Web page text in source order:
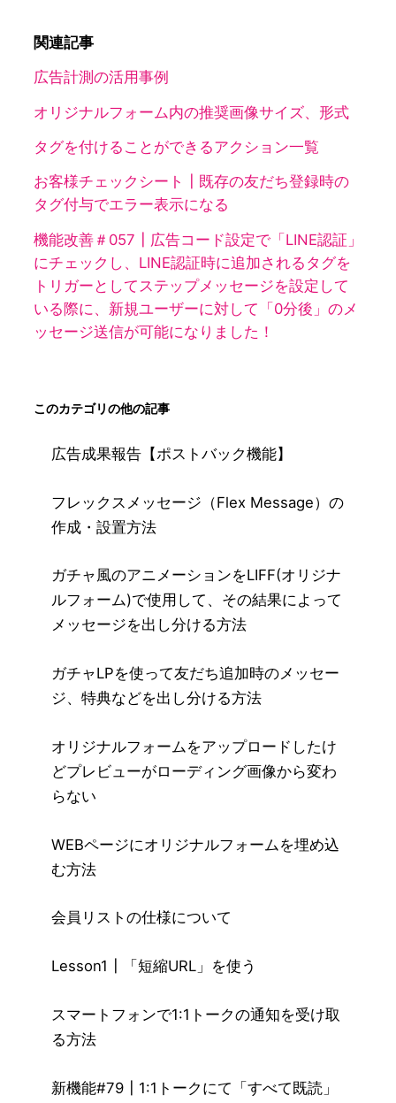
関連記事
広告計測の活用事例
オリジナルフォーム内の推奨画像サイズ、形式
タグを付けることができるアクション一覧
お客様チェックシート┃既存の友だち登録時の
タグ付与でエラー表示になる
機能改善＃057┃広告コード設定で「LINE認証」
にチェックし、LINE認証時に追加されるタグを
トリガーとしてステップメッセージを設定して
いる際に、新規ユーザーに対して「0分後」のメ
ッセージ送信が可能になりました！
このカテゴリの他の記事
広告成果報告【ポストバック機能】
フレックスメッセージ（Flex Message）の
作成・設置方法
ガチャ風のアニメーションをLIFF(オリジナ
ルフォーム)で使用して、その結果によって
メッセージを出し分ける方法
ガチャLPを使って友だち追加時のメッセー
ジ、特典などを出し分ける方法
オリジナルフォームをアップロードしたけ
どプレビューがローディング画像から変わ
らない
WEBページにオリジナルフォームを埋め込
む方法
会員リストの仕様について
Lesson1┃「短縮URL」を使う
スマートフォンで1:1トークの通知を受け取
る方法
新機能#79┃1:1トークにて「すべて既読」